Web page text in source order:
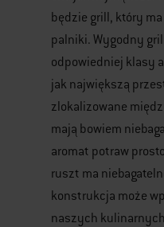
będzie grill, który
palniki. Wygodny
odpowiedniej klasy
jak największą
zlokalizowane
mają bowiem
aromat potraw
ruszt ma
konstrukcja może
naszych